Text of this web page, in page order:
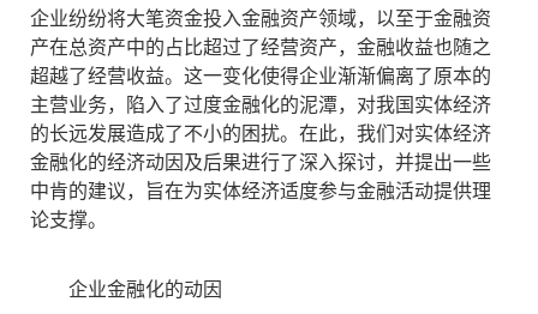
企业纷纷将大笔资金投入金融资产领域，以至于金融资
产在总资产中的占比超过了经营资产，金融收益也随之
超越了经营收益。这一变化使得企业渐渐偏离了原本的
主营业务，陷入了过度金融化的泥潭，对我国实体经济
的长远发展造成了不小的困扰。在此，我们对实体经济
金融化的经济动因及后果进行了深入探讨，并提出一些
中肯的建议，旨在为实体经济适度参与金融活动提供理
论支撑。
企业金融化的动因